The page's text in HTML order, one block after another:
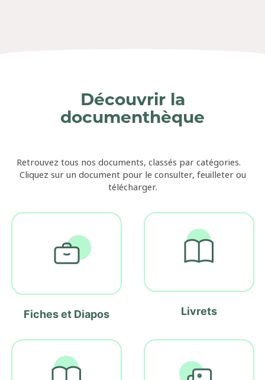
Découvrir la
documenthèque
Retrouvez tous nos documents, classés par catégories.
Cliquez sur un document pour le consulter, feuilleter ou
télécharger.
Fiches et Diapos Livrets